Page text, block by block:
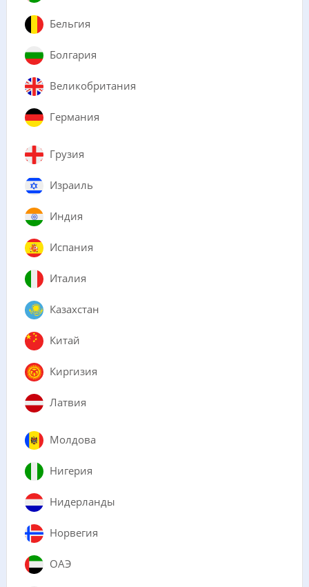
Бельгия
Болгария
Великобритания
Германия
Грузия
Израиль
Индия
Испания
Италия
Казахстан
Китай
Киргизия
Латвия
Молдова
Нигерия
Нидерланды
Норвегия
ОАЭ